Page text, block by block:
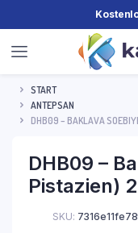
START
ANTEPSAN
DHB09 – BAKLAVA
DHB09 –
Pistazien)
SKU: